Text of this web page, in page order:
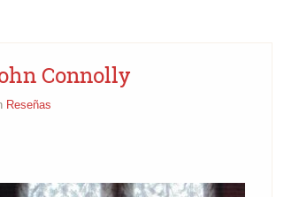
Connolly
Reseñas